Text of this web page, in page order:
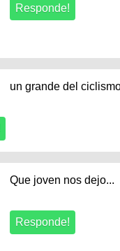
un grande del
Que joven nos dejo...